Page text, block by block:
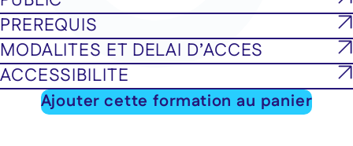
PREREQUIS
MODALITES ET DELAI D’ACCES
ACCESSIBILITE
Ajouter cette formation au panier